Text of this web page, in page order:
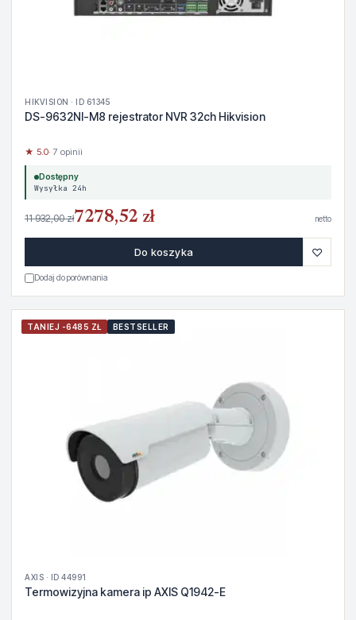
HIKVISION · ID 61345
DS-9632NI-M8 rejestrator NVR 32ch Hikvision
★ 5.0· 7 opinii
Dostępny
Wysyłka 24h
11 932,00 zł7278,52 zł netto
Do koszyka ♡
Dodaj do porównania
TANIEJ -6485 ZŁ BESTSELLER
AXIS · ID 44991
Termowizyjna kamera ip AXIS Q1942-E